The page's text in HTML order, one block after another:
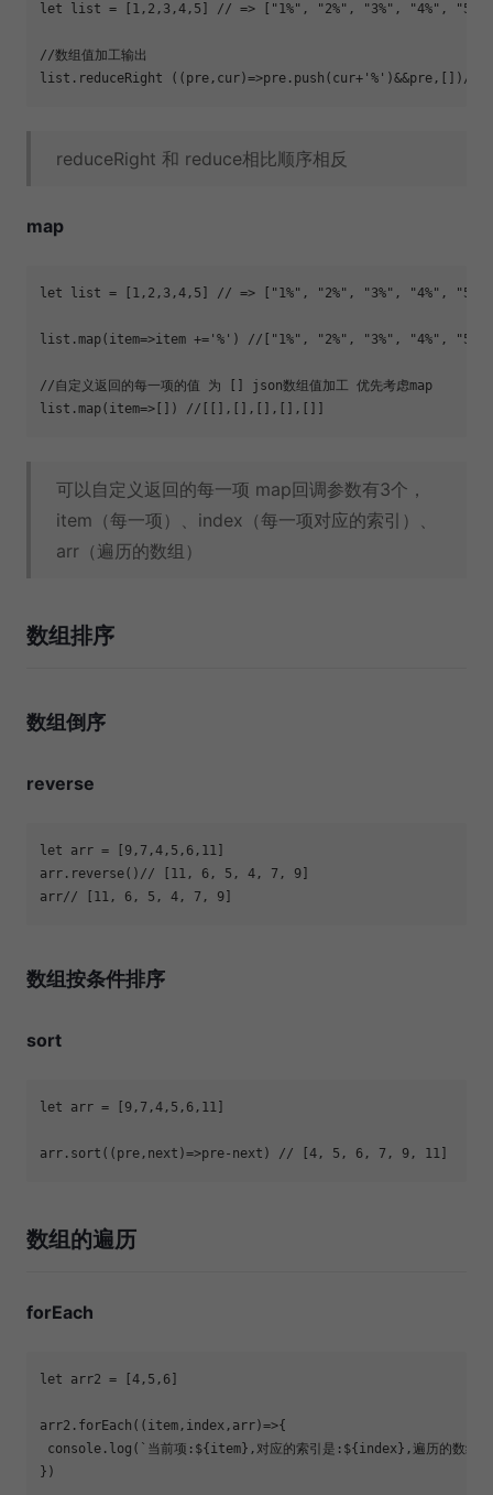
let list = [ 1 , 2 , 3 ,4 , 5 // => ["1%", "2%", "3%", "4%", "5%"]
//数组值加工输出
list.reduceRight ( ( pre,cur )=>pre.push(cur+ '%' )&&pre,[]) //
reduceRight 和 reduce相比顺序相反
map
let list = [ 1 , 2 , 3 ,4 , 5 // => ["1%", "2%", "3%", "4%", "5%"]
list.map( item=>item += '%' ) //["1%", "2%", "3%", "4%", "5%"]
//自定义返回的每一项的值 为 [] json数组值加工 优先考虑map
list.map( item=> []) //[[],[],[],[],[]]
可以自定义返回的每一项 map回调参数有3个，
item（每一项）、index（每一项对应的索引）、
arr（遍历的数组）
数组排序
数组倒序
reverse
let arr = [ 9 , 7 ,4 , 5 , 6 , 11
arr.reverse() // [11, 6, 5, 4, 7, 9]
arr// [11, 6, 5, 4, 7, 9]
数组按条件排序
sort
let arr = [ 9 , 7 ,4 , 5 , 6 , 11
arr.sort( ( pre,next )=>pre-next) // [4, 5, 6, 7, 9, 11]
数组的遍历
forEach
let arr2 = [ 4 , 5 , 6
arr2.forEach( ( item,index,arr )=>
console .log( `当前项: ${item} ,对应的索引是: ${index} ,遍历的数组：